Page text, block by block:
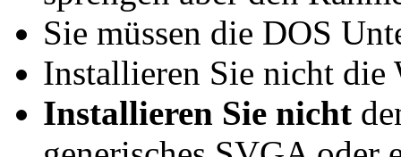
Sie müssen die DOS
Installieren Sie nicht die
Installieren Sie nicht